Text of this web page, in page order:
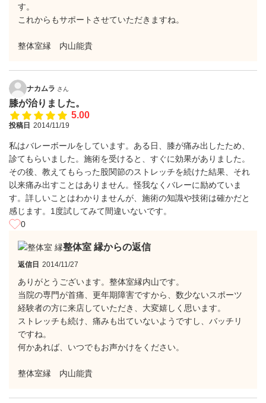
す。
これからもサポートさせていただきますね。
整体室縁 内山能貴
ナカムラ さん
膝が治りました。
5.00
投稿日 2014/11/19
私はバレーボールをしています。ある日、膝が痛み出したため、
診てもらいました。施術を受けると、すぐに効果がありました。
その後、教えてもらった股関節のストレッチを続けた結果、それ
以来痛み出すことはありません。怪我なくバレーに励めていま
す。詳しいことはわかりませんが、施術の知識や技術は確かだと
感じます。1度試してみて間違いないです。
0
整体室 縁からの返信
返信日 2014/11/27
ありがとうございます。整体室縁内山です。
当院の専門が首痛、更年期障害ですから、数少ないスポーツ
経験者の方に来店していただき、大変嬉しく思います。
ストレッチも続け、痛みも出ていないようですし、バッチリ
ですね。
何かあれば、いつでもお声かけをください。
整体室縁 内山能貴